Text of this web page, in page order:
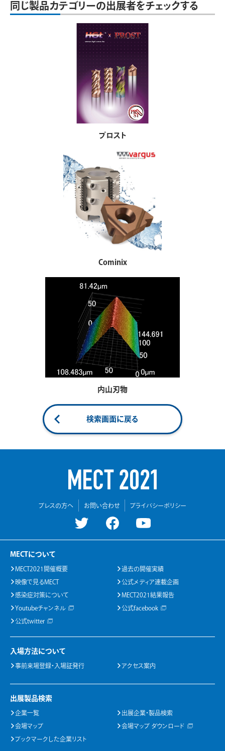
同じ製品カテゴリーの出展者をチェックする
プロスト
Cominix
内山刃物
検索画面に戻る
プレスの方へ お問い合わせ プライバシーポリシー
MECTについて
MECT2021開催概要 過去の開催実績
映像で見るMECT 公式メディア連載企画
感染症対策について MECT2021結果報告
Youtubeチャンネル 公式facebook
公式twitter
入場方法について
事前来場登録・入場証発行 アクセス案内
出展製品検索
企業一覧 出展企業・製品検索
会場マップ 会場マップ ダウンロード
ブックマークした企業リスト